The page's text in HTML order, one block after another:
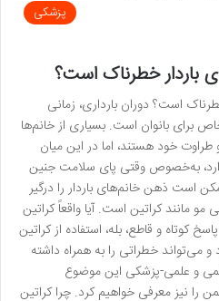
پزشکی
باردار خطرناک است؟
است؟ دوران بارداری، زمانی
برای بانوان است. بسیاری از خانم‌ها
طراوت خود هستند، اما در این میان
به‌خصوص وقتی پای سلامت جنین
است ذهن خانم‌های باردار را درگیر
مو مانند کراتین است. آیا واقعاً کراتین
کوتاه و قاطع، بله، استفاده از کراتین
می‌تواند خطراتی را به همراه داشته
و علمی-پزشکی این موضوع
را نیز معرفی خواهیم کرد. چرا کراتین